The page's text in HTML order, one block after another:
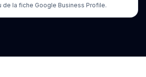
de la fiche Google Business Profile.